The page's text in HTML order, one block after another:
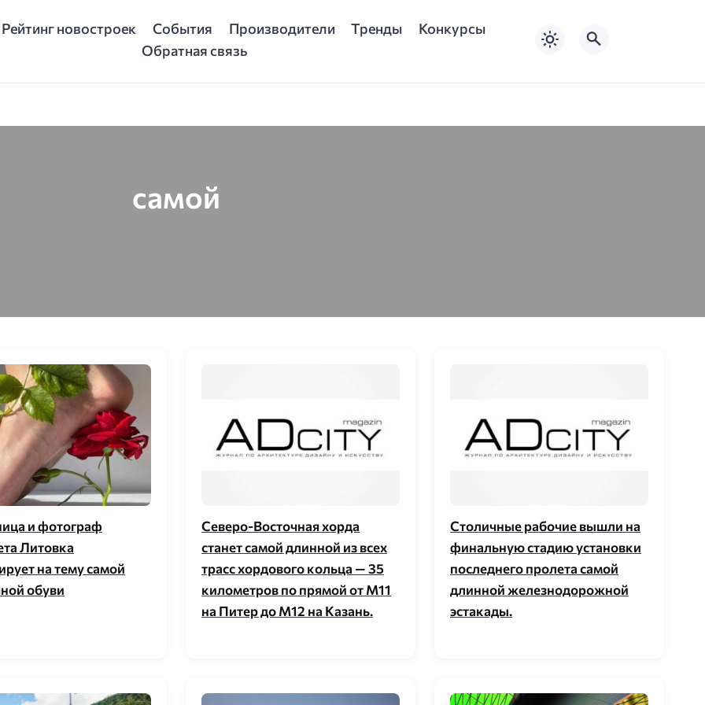
Рейтинг новостроек События Производители Тренды
Конкурсы
Обратная связь
самой
и фотограф
Литовка
на тему самой
обуви
Северо-Восточная хорда
станет самой длинной из всех
трасс хордового кольца — 35
километров по прямой от М11
на Питер до М12 на Казань.
Столичные рабочие вышли на
финальную стадию установки
последнего пролета самой
длинной железнодорожной
эстакады.